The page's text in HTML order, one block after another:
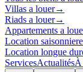
Villas a louer→
Riads a louer→
Appartements a
Location saisonniere
Location longue
ServicesActualitésÀ